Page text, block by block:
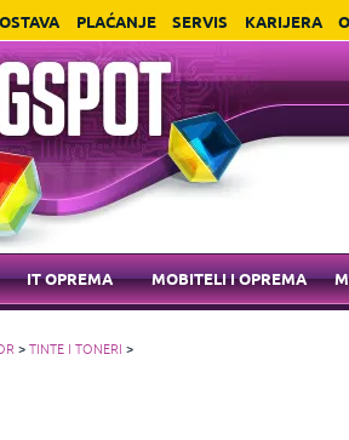
PLAĆANJE SERVIS KARIJERA
IT OPREMA MOBITELI I OPREMA
>TINTE I TONERI >